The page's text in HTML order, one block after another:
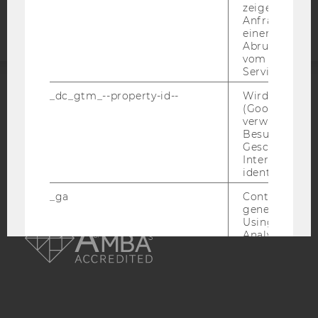
ACCREDITED BY:
zeigen Opt-
Anfrage im
einen Fehler
Abrufen
vom AMP
Service an.
_dc_gtm_--property-id--
Wird von
(Google Tag
verwendet,
Besucher
Geschlecht
Interessen zu
identifizieren.
_ga
Contains a
generated
Using this
Analytics can